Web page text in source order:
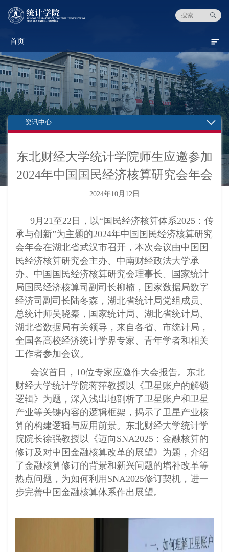
首页
资讯中心
东北财经大学统计学院师生应邀参加
2024年中国国民经济核算研究会年会
2024年10月12日
9月21至22日，以“国民经济核算体系2025：传
承与创新”为主题的2024年中国国民经济核算研究
会年会在湖北省武汉市召开，本次会议由中国国
民经济核算研究会主办、中南财经政法大学承
办。中国国民经济核算研究会理事长、国家统计
局国民经济核算司副司长柳楠，国家数据局数字
经济司副司长陆冬森，湖北省统计局党组成员、
总统计师吴晓秦，国家统计局、湖北省统计局、
湖北省数据局有关领导，来自各省、市统计局，
全国各高校经济统计学界专家、青年学者和相关
工作者参加会议。
会议首日，10位专家应邀作大会报告。东北
财经大学统计学院蒋萍教授以《卫星账户的解锁
逻辑》为题，深入浅出地剖析了卫星账户和卫星
产业等关键内容的逻辑框架，揭示了卫星产业核
算的构建逻辑与应用前景。东北财经大学统计学
院院长徐强教授以《迈向SNA2025：金融核算的
修订及对中国金融核算改革的展望》为题，介绍
了金融核算修订的背景和新兴问题的增补改革等
热点问题，为如何利用SNA2025修订契机，进一
步完善中国金融核算体系作出展望。